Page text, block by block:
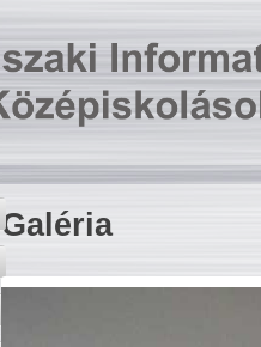
Galéria